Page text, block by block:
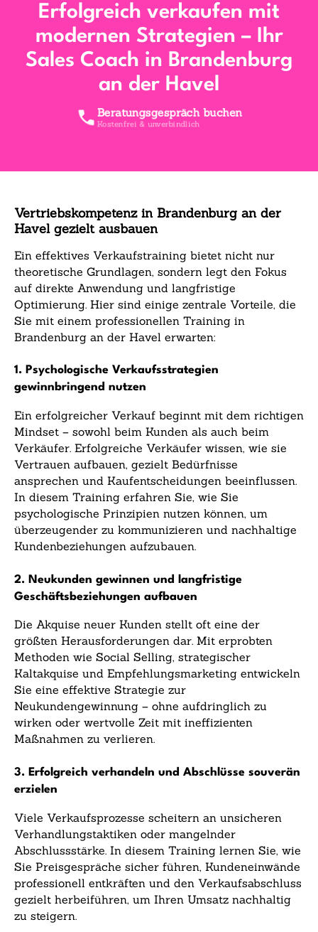
Erfolgreich verkaufen mit
modernen Strategien – Ihr
Sales Coach in Brandenburg
an der Havel
Beratungsgespräch buchen
Kostenfrei & unverbindlich
Vertriebskompetenz in Brandenburg an der
Havel gezielt ausbauen
Ein effektives Verkaufstraining bietet nicht nur
theoretische Grundlagen, sondern legt den Fokus
auf direkte Anwendung und langfristige
Optimierung. Hier sind einige zentrale Vorteile, die
Sie mit einem professionellen Training in
Brandenburg an der Havel erwarten:
1. Psychologische Verkaufsstrategien
gewinnbringend nutzen
Ein erfolgreicher Verkauf beginnt mit dem richtigen
Mindset – sowohl beim Kunden als auch beim
Verkäufer. Erfolgreiche Verkäufer wissen, wie sie
Vertrauen aufbauen, gezielt Bedürfnisse
ansprechen und Kaufentscheidungen beeinflussen.
In diesem Training erfahren Sie, wie Sie
psychologische Prinzipien nutzen können, um
überzeugender zu kommunizieren und nachhaltige
Kundenbeziehungen aufzubauen.
2. Neukunden gewinnen und langfristige
Geschäftsbeziehungen aufbauen
Die Akquise neuer Kunden stellt oft eine der
größten Herausforderungen dar. Mit erprobten
Methoden wie Social Selling, strategischer
Kaltakquise und Empfehlungsmarketing entwickeln
Sie eine effektive Strategie zur
Neukundengewinnung – ohne aufdringlich zu
wirken oder wertvolle Zeit mit ineffizienten
Maßnahmen zu verlieren.
3. Erfolgreich verhandeln und Abschlüsse souverän
erzielen
Viele Verkaufsprozesse scheitern an unsicheren
Verhandlungstaktiken oder mangelnder
Abschlussstärke. In diesem Training lernen Sie, wie
Sie Preisgespräche sicher führen, Kundeneinwände
professionell entkräften und den Verkaufsabschluss
gezielt herbeiführen, um Ihren Umsatz nachhaltig
zu steigern.